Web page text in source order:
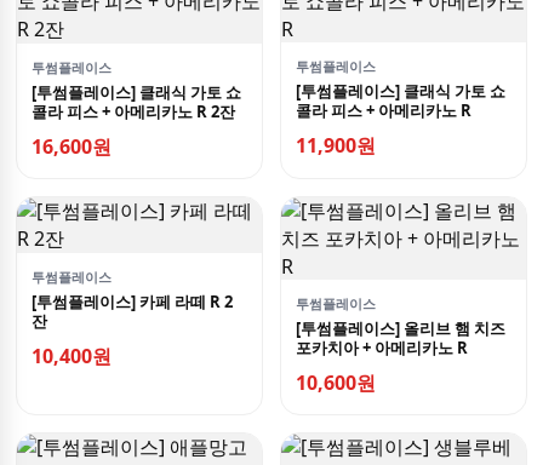
투썸플레이스
[투썸플레이스] 클래식 가토 쇼
콜라 피스 + 아메리카노 R 2잔
16,600원
투썸플레이스
[투썸플레이스] 클래식 가토 쇼
콜라 피스 + 아메리카노 R
11,900원
투썸플레이스
[투썸플레이스] 카페 라떼 R 2
잔
10,400원
투썸플레이스
[투썸플레이스] 올리브 햄 치즈
포카치아 + 아메리카노 R
10,600원